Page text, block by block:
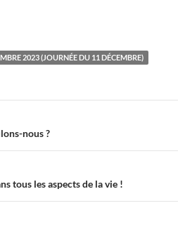
2023 (JOURNÉE DU 11 DÉCEMBRE)
nous ?
tous les aspects de la vie !